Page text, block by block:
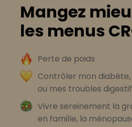
Mangez
les menus
Perte de poids
Contrôler mon
ou mes troubles
Vivre sereinement la
en famille, la